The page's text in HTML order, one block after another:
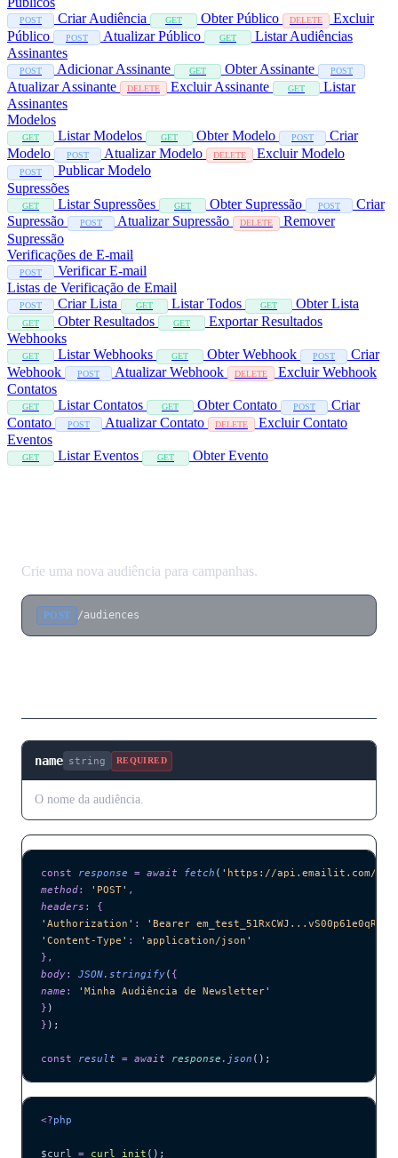
POST Criar Audiência GET Obter Público DELETE
Excluir
Público
POST Atualizar Público GET
Listar Audiências
Assinantes
POST Adicionar Assinante GET Obter Assinante POST
Atualizar Assinante DELETE Excluir Assinante GET
Listar
Assinantes
Modelos
GET Listar Modelos GET Obter Modelo POST
Criar
Modelo
POST Atualizar Modelo DELETE Excluir Modelo
POST
Publicar Modelo
Supressões
GET Listar Supressões GET Obter Supressão POST
Criar
Supressão
POST Atualizar Supressão DELETE
Remover
Supressão
Verificações de E-mail
POST
Verificar E-mail
Listas de Verificação de Email
POST Criar Lista GET Listar Todos GET Obter Lista
GET Obter Resultados GET
Exportar Resultados
Webhooks
GET Listar Webhooks GET Obter Webhook POST
Criar
Webhook
POST Atualizar Webhook DELETE
Excluir Webhook
Contatos
GET Listar Contatos GET Obter Contato POST
Criar
Contato
POST Atualizar Contato DELETE
Excluir Contato
Eventos
GET Listar Eventos GET Obter Evento
Crie uma nova audiência para campanhas.
POST /audiences
name string REQUIRED
O nome da audiência.
const response = await fetch ( ' https://api.emailit.com/v2/
method: ' POST' ,
headers :
{
' Authorization ' : ' Bearer em_test_51RxCWJ...vS00p61e0qRE
' Content-Type ' : ' application/json '
},
body: JSON. stringify( {
name : ' Minha Audiência de Newsletter'
} )
} );
const result = await response . json ();
<?php
$curl = curl_init ();